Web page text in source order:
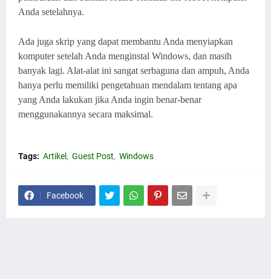
Anda setelahnya.
Ada juga skrip yang dapat membantu Anda menyiapkan
komputer setelah Anda menginstal Windows, dan masih
banyak lagi. Alat-alat ini sangat serbaguna dan ampuh, Anda
hanya perlu memiliki pengetahuan mendalam tentang apa
yang Anda lakukan jika Anda ingin benar-benar
menggunakannya secara maksimal.
Tags: Artikel Guest Post Windows
Facebook